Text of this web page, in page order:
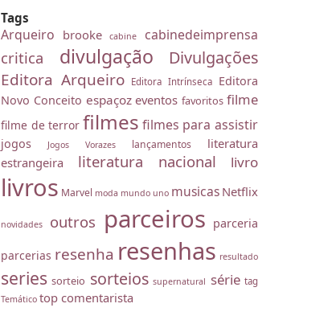
Tags
Arqueiro brooke cabine cabinedeimprensa
critica divulgação Divulgações
Editora Arqueiro Editora Intrínseca Editora
Novo Conceito espaçoz eventos favoritos filme
filme de terror filmes filmes para assistir
jogos Jogos Vorazes lançamentos
literatura
estrangeira
literatura nacional livro
livros Marvel moda mundo uno musicas Netflix
novidades outros parceiros parceria
parcerias resenha resenhas resultado
series sorteio sorteios supernatural série tag
Temático top comentarista